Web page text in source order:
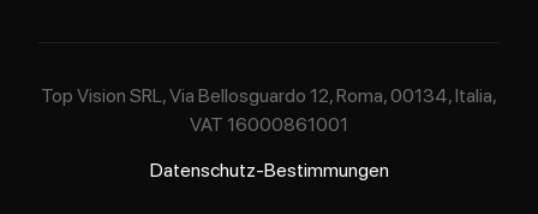
Top Vision SRL, Via Bellosguardo 12, Roma, 00134, Italia,
VAT 16000861001
Datenschutz-Bestimmungen